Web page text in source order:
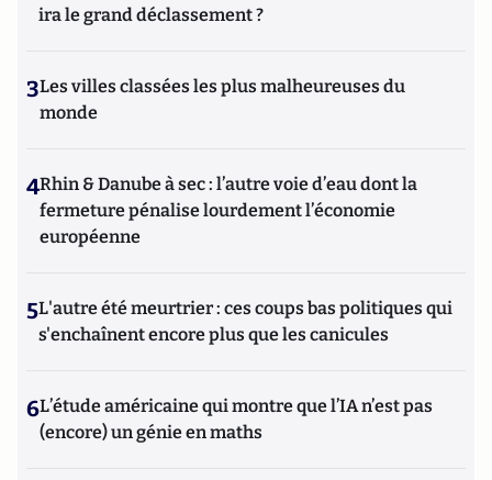
ira le grand déclassement ?
3Les villes classées les plus malheureuses du
monde
4Rhin & Danube à sec : l’autre voie d’eau dont la
fermeture pénalise lourdement l’économie
européenne
5L'autre été meurtrier : ces coups bas politiques qui
s'enchaînent encore plus que les canicules
6L’étude américaine qui montre que l’IA n’est pas
(encore) un génie en maths